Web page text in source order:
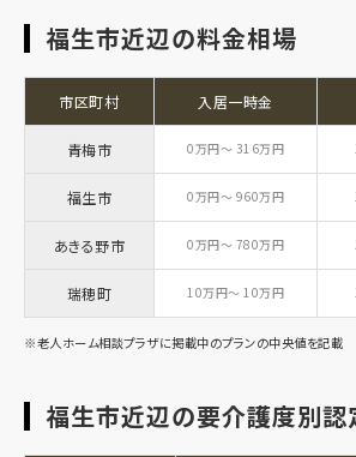
福生市近辺の料金相場
市区町村 入居一時金
青梅市 0万円～ 316万円
福生市 0万円～ 960万円
あきる野市 0万円～ 780万円
瑞穂町 10万円～ 10万円
※老人ホーム相談プラザに掲載中のプランの中央値を記載
福生市近辺の要介護度別認